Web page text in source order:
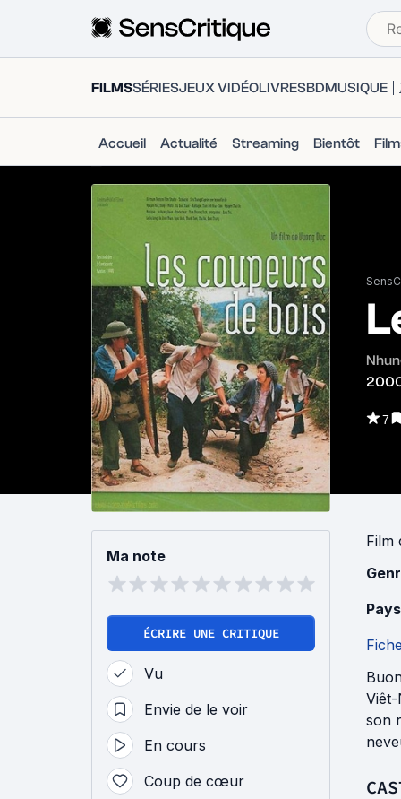
FILMSSÉRIESJEUX VIDÉOLIVRESBDMUSIQUE
Accueil Actualité Streaming Bientôt
7
Ma note
ÉCRIRE UNE CRITIQUE
Vu
Envie de le voir
En cours
Coup de cœur
Film
son